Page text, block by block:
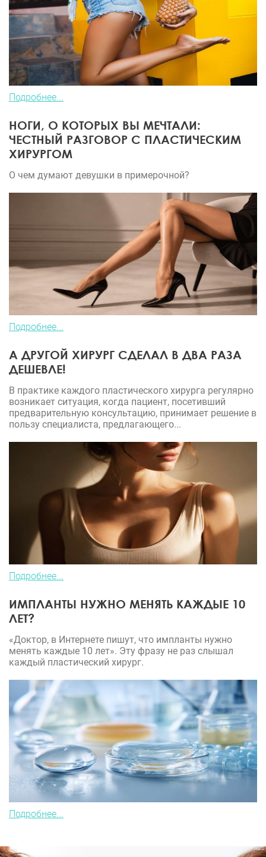
Подробнее...
НОГИ, О КОТОРЫХ ВЫ МЕЧТАЛИ:
ЧЕСТНЫЙ РАЗГОВОР С ПЛАСТИЧЕСКИМ
ХИРУРГОМ
О чем думают девушки в примерочной?
Подробнее...
А ДРУГОЙ ХИРУРГ СДЕЛАЛ В ДВА РАЗА
ДЕШЕВЛЕ!
В практике каждого пластического хирурга регулярно
возникает ситуация, когда пациент, посетивший
предварительную консультацию, принимает решение в
пользу специалиста, предлагающего...
Подробнее...
ИМПЛАНТЫ НУЖНО МЕНЯТЬ КАЖДЫЕ 10
ЛЕТ?
«Доктор, в Интернете пишут, что импланты нужно
менять каждые 10 лет». Эту фразу не раз слышал
каждый пластический хирург.
Подробнее...